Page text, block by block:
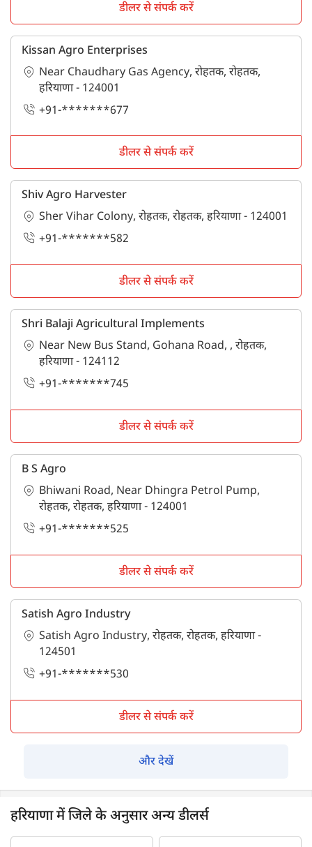
डीलर से संपर्क करें
Kissan Agro Enterprises
Near Chaudhary Gas Agency, रोहतक, रोहतक,
हरियाणा - 124001
+91-*******677
डीलर से संपर्क करें
Shiv Agro Harvester
Sher Vihar Colony, रोहतक, रोहतक, हरियाणा - 124001
+91-*******582
डीलर से संपर्क करें
Shri Balaji Agricultural Implements
Near New Bus Stand, Gohana Road, , रोहतक,
हरियाणा - 124112
+91-*******745
डीलर से संपर्क करें
B S Agro
Bhiwani Road, Near Dhingra Petrol Pump,
रोहतक, रोहतक, हरियाणा - 124001
+91-*******525
डीलर से संपर्क करें
Satish Agro Industry
Satish Agro Industry, रोहतक, रोहतक, हरियाणा -
124501
+91-*******530
डीलर से संपर्क करें
और देखें
हरियाणा में जिले के अनुसार अन्य डीलर्स